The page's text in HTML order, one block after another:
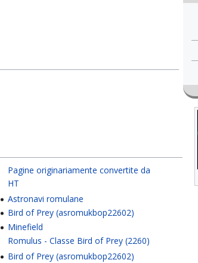
Pagine originariamente convertite da
HT
Astronavi romulane
Bird of Prey (asromukbop22602)
Minefield
Romulus - Classe Bird of Prey (2260)
Bird of Prey (asromukbop22602)